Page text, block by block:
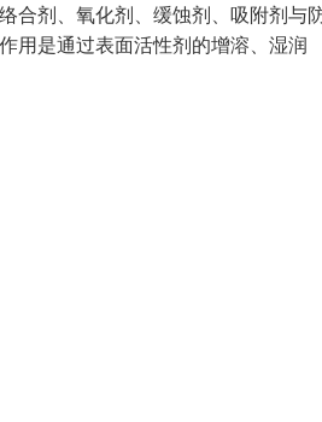
合剂、氧化剂、缓蚀剂、吸附剂与
用是通过表面活性剂的增溶、湿润